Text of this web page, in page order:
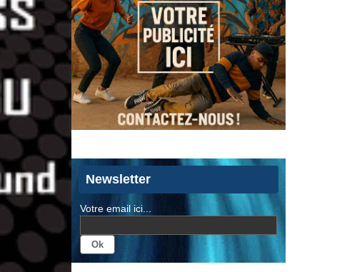
Newsletter
Votre email ici...